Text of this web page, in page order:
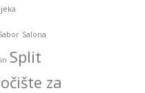
Salona
Split
za